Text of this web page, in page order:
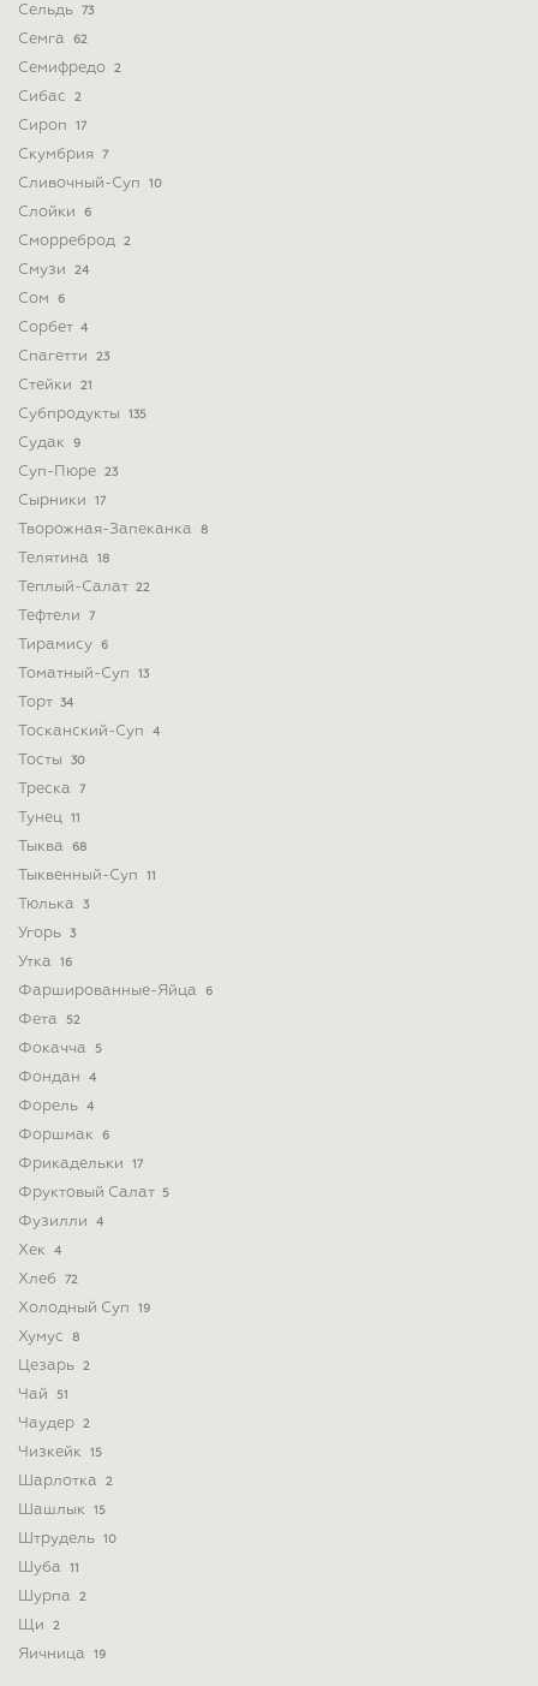
Сельдь 73
Семга 62
Семифредо 2
Сибас 2
Сироп 17
Скумбрия 7
Сливочный-Суп 10
Слойки 6
Сморреброд 2
Смузи 24
Сом 6
Сорбет 4
Спагетти 23
Стейки 21
Субпродукты 135
Судак 9
Суп-Пюре 23
Сырники 17
Творожная-Запеканка 8
Телятина 18
Теплый-Салат 22
Тефтели 7
Тирамису 6
Томатный-Суп 13
Торт 34
Тосканский-Суп 4
Тосты 30
Треска 7
Тунец 11
Тыква 68
Тыквенный-Суп 11
Тюлька 3
Угорь 3
Утка 16
Фаршированные-Яйца 6
Фета 52
Фокачча 5
Фондан 4
Форель 4
Форшмак 6
Фрикадельки 17
Фруктовый Салат 5
Фузилли 4
Хек 4
Хлеб 72
Холодный Суп 19
Хумус 8
Цезарь 2
Чай 51
Чаудер 2
Чизкейк 15
Шарлотка 2
Шашлык 15
Штрудель 10
Шуба 11
Шурпа 2
Щи 2
Яичница 19